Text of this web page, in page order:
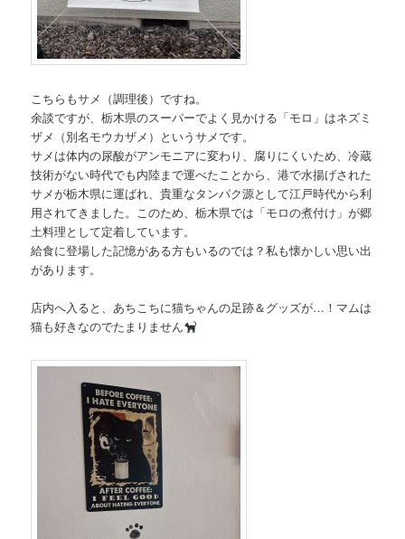
こちらもサメ（調理後）ですね。
余談ですが、栃木県のスーパーでよく見かける「モロ」はネズミ
ザメ（別名モウカザメ）というサメです。
サメは体内の尿酸がアンモニアに変わり、腐りにくいため、冷蔵
技術がない時代でも内陸まで運べたことから、港で水揚げされた
サメが栃木県に運ばれ、貴重なタンパク源として江戸時代から利
用されてきました。このため、栃木県では「モロの煮付け」が郷
土料理として定着しています。
給食に登場した記憶がある方もいるのでは？私も懐かしい思い出
があります。
店内へ入ると、あちこちに猫ちゃんの足跡＆グッズが…！マムは
猫も好きなのでたまりません